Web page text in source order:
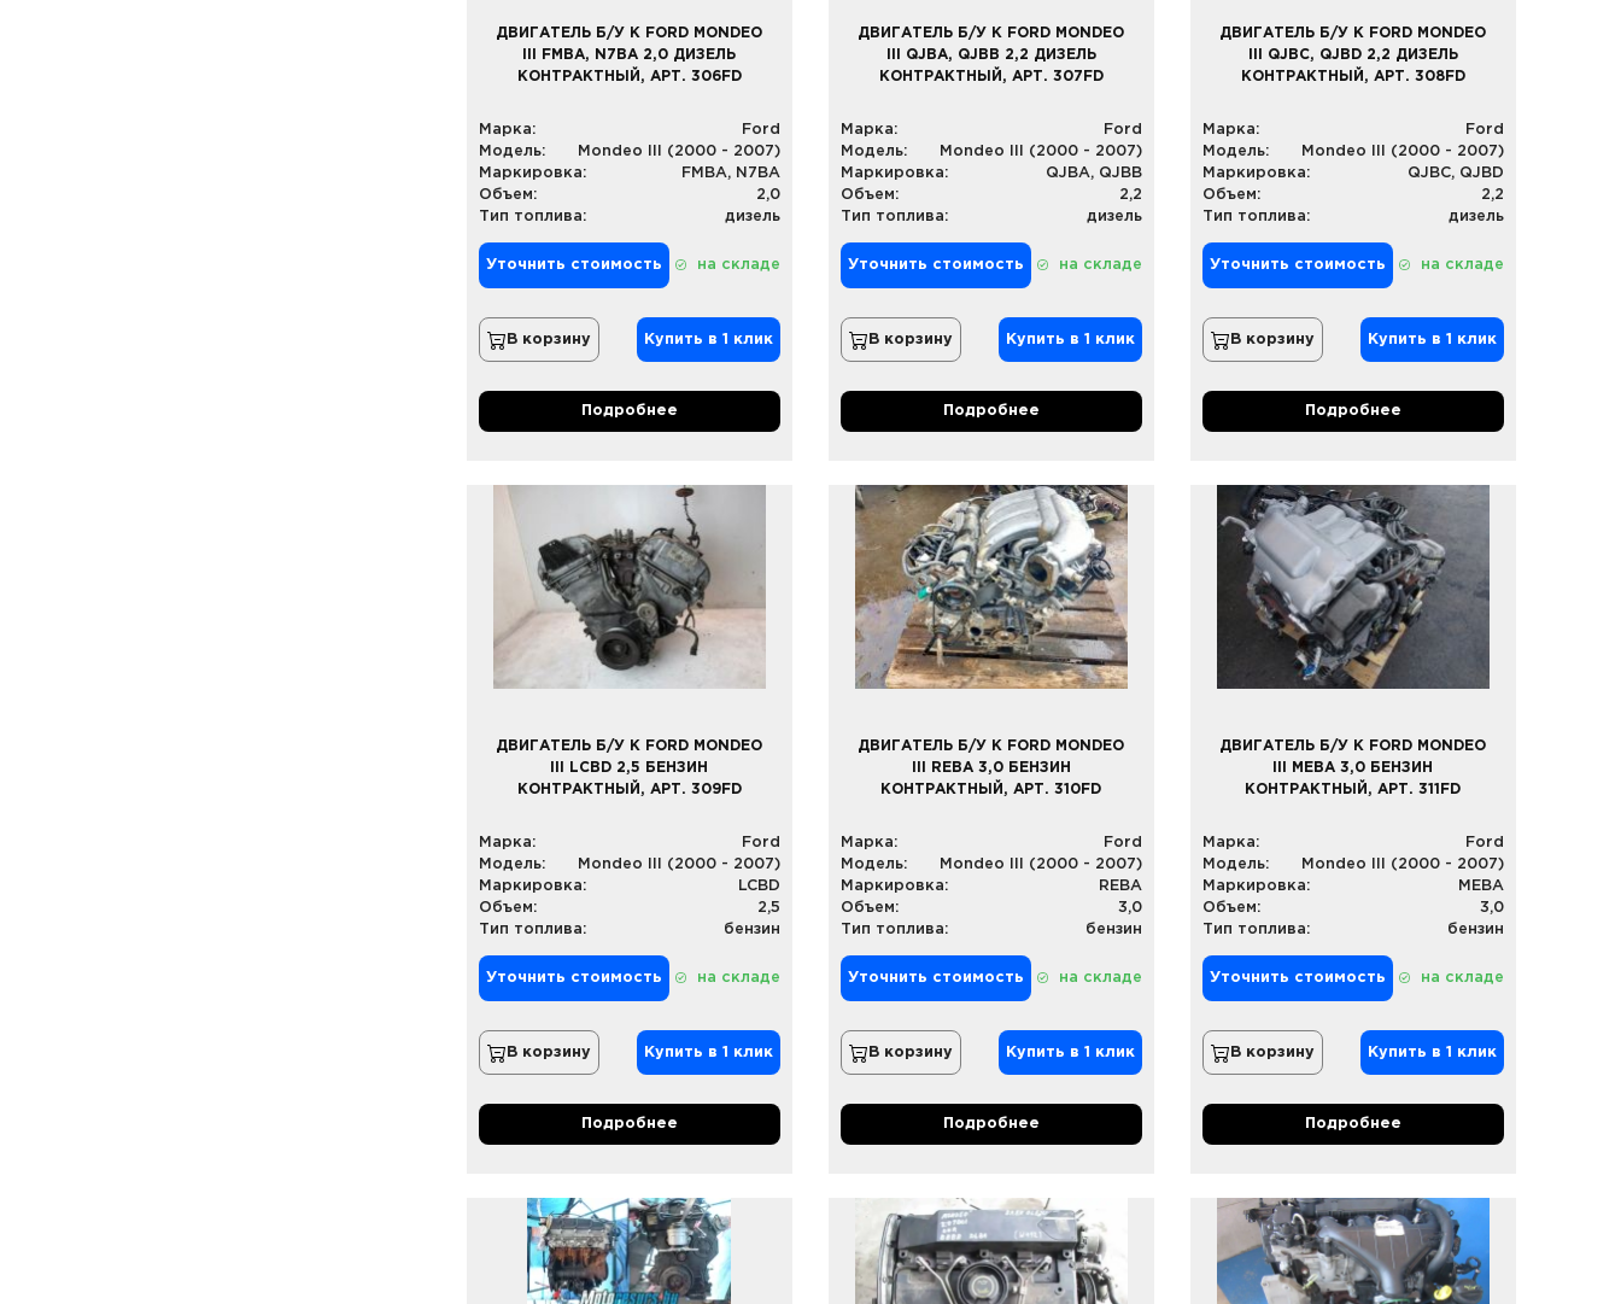
ДВИГАТЕЛЬ Б/У К FORD MONDEO
III FMBA, N7BA 2,0 ДИЗЕЛЬ
КОНТРАКТНЫЙ, АРТ. 306FD
Марка:
Ford
Модель:
Mondeo III (2000 - 2007)
Маркировка:
FMBA, N7BA
Объем:
2,0
Тип топлива:
дизель
Уточнить стоимость на складе
В корзину Купить в 1 клик
Подробнее
ДВИГАТЕЛЬ Б/У К FORD MONDEO
III QJBA, QJBB 2,2 ДИЗЕЛЬ
КОНТРАКТНЫЙ, АРТ. 307FD
Марка:
Ford
Модель:
Mondeo III (2000 - 2007)
Маркировка:
QJBA, QJBB
Объем:
2,2
Тип топлива:
дизель
Уточнить стоимость на складе
В корзину Купить в 1 клик
Подробнее
ДВИГАТЕЛЬ Б/У К FORD MONDEO
III QJBC, QJBD 2,2 ДИЗЕЛЬ
КОНТРАКТНЫЙ, АРТ. 308FD
Марка:
Ford
Модель:
Mondeo III (2000 - 2007)
Маркировка:
QJBC, QJBD
Объем:
2,2
Тип топлива:
дизель
Уточнить стоимость на складе
В корзину Купить в 1 клик
Подробнее
ДВИГАТЕЛЬ Б/У К FORD MONDEO
III LCBD 2,5 БЕНЗИН
КОНТРАКТНЫЙ, АРТ. 309FD
Марка:
Ford
Модель:
Mondeo III (2000 - 2007)
Маркировка:
LCBD
Объем:
2,5
Тип топлива:
бензин
Уточнить стоимость на складе
В корзину Купить в 1 клик
Подробнее
ДВИГАТЕЛЬ Б/У К FORD MONDEO
III REBA 3,0 БЕНЗИН
КОНТРАКТНЫЙ, АРТ. 310FD
Марка:
Ford
Модель:
Mondeo III (2000 - 2007)
Маркировка:
REBA
Объем:
3,0
Тип топлива:
бензин
Уточнить стоимость на складе
В корзину Купить в 1 клик
Подробнее
ДВИГАТЕЛЬ Б/У К FORD MONDEO
III MEBA 3,0 БЕНЗИН
КОНТРАКТНЫЙ, АРТ. 311FD
Марка:
Ford
Модель:
Mondeo III (2000 - 2007)
Маркировка:
MEBA
Объем:
3,0
Тип топлива:
бензин
Уточнить стоимость на складе
В корзину Купить в 1 клик
Подробнее